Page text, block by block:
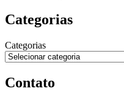
Categorias
Categorias
Contato